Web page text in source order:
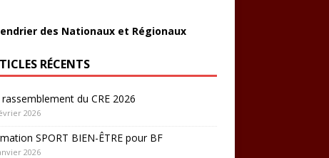
des Nationaux et Régionaux
RÉCENTS
du CRE 2026
2026
SPORT BIEN-ÊTRE pour BF
2026